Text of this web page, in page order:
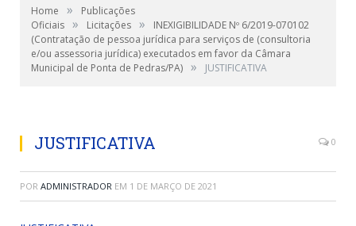
Home »
Publicações
Oficiais » Licitações »
INEXIGIBILIDADE Nº 6/2019-070102
(Contratação de pessoa jurídica para serviços de (consultoria
e/ou assessoria jurídica) executados em favor da Câmara
Municipal de Ponta de Pedras/PA) » JUSTIFICATIVA
JUSTIFICATIVA 0
POR ADMINISTRADOR EM 1 DE MARÇO DE 2021